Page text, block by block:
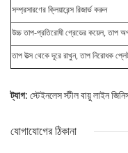
সম্প্রসারণের ক্লিয়ারেন্স রিজার্ভ করুন
উচ্চ তাপ-প্রতিরোধী গ্রেডের কয়েল, তাপ
তাপ উত্স থেকে দূরে রাখুন, তাপ নিরোধক
ট্যাগ: স্টেইনলেস স্টীল বায়ু লাইন
যোগাযোগের ঠিকানা